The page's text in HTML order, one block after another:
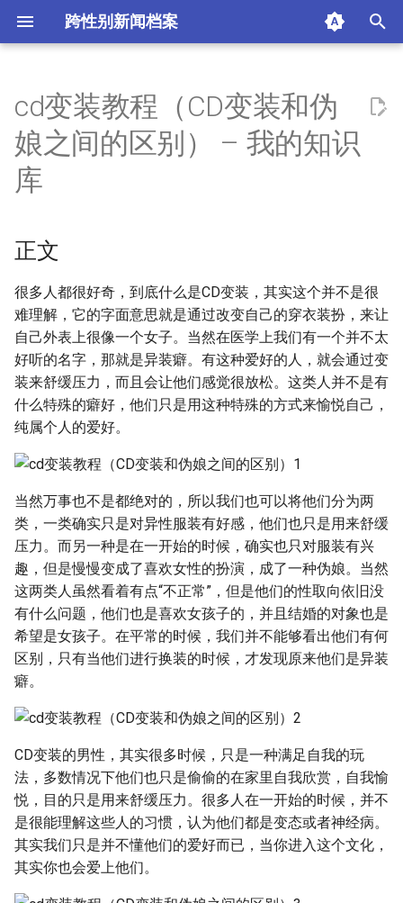
跨性别新闻档案
t
i
i
z
n
g
r
c
h
正文
摘要与附加信息
cd变装教程（CD变装和伪
娘之间的区别） – 我的知识
库
正文
很多人都很好奇，到底什么是CD变装，其实这个并不是很
难理解，它的字面意思就是通过改变自己的穿衣装扮，来让
自己外表上很像一个女子。当然在医学上我们有一个并不太
好听的名字，那就是异装癖。有这种爱好的人，就会通过变
装来舒缓压力，而且会让他们感觉很放松。这类人并不是有
什么特殊的癖好，他们只是用这种特殊的方式来愉悦自己，
纯属个人的爱好。
当然万事也不是都绝对的，所以我们也可以将他们分为两
类，一类确实只是对异性服装有好感，他们也只是用来舒缓
压力。而另一种是在一开始的时候，确实也只对服装有兴
趣，但是慢慢变成了喜欢女性的扮演，成了一种伪娘。当然
这两类人虽然看着有点“不正常”，但是他们的性取向依旧没
有什么问题，他们也是喜欢女孩子的，并且结婚的对象也是
希望是女孩子。在平常的时候，我们并不能够看出他们有何
区别，只有当他们进行换装的时候，才发现原来他们是异装
癖。
CD变装的男性，其实很多时候，只是一种满足自我的玩
法，多数情况下他们也只是偷偷的在家里自我欣赏，自我愉
悦，目的只是用来舒缓压力。很多人在一开始的时候，并不
是很能理解这些人的习惯，认为他们都是变态或者神经病。
其实我们只是并不懂他们的爱好而已，当你进入这个文化，
其实你也会爱上他们。